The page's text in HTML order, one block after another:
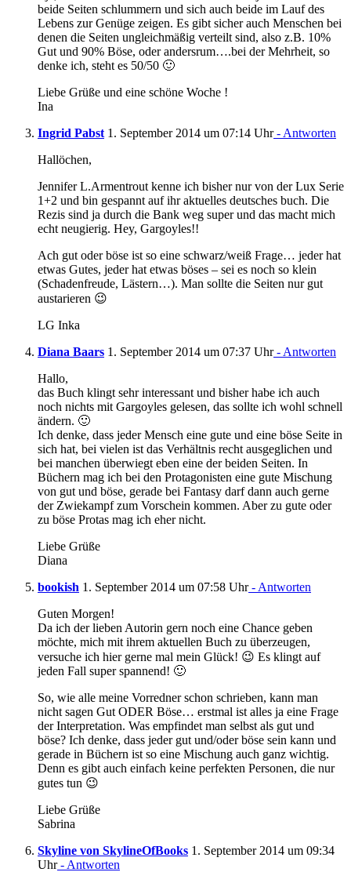
beide Seiten schlummern und sich auch beide im Lauf des
Lebens zur Genüge zeigen. Es gibt sicher auch Menschen bei
denen die Seiten ungleichmäßig verteilt sind, also z.B. 10%
Gut und 90% Böse, oder andersrum….bei der Mehrheit, so
denke ich, steht es 50/50 🙂
Liebe Grüße und eine schöne Woche !
Ina
Ingrid Pabst 1. September 2014 um 07:14 Uhr- Antworten
Hallöchen,
Jennifer L.Armentrout kenne ich bisher nur von der Lux Serie
1+2 und bin gespannt auf ihr aktuelles deutsches buch. Die
Rezis sind ja durch die Bank weg super und das macht mich
echt neugierig. Hey, Gargoyles!!
Ach gut oder böse ist so eine schwarz/weiß Frage… jeder hat
etwas Gutes, jeder hat etwas böses – sei es noch so klein
(Schadenfreude, Lästern…). Man sollte die Seiten nur gut
austarieren 😉
LG Inka
Diana Baars 1. September 2014 um 07:37 Uhr- Antworten
Hallo,
das Buch klingt sehr interessant und bisher habe ich auch
noch nichts mit Gargoyles gelesen, das sollte ich wohl schnell
ändern. 🙂
Ich denke, dass jeder Mensch eine gute und eine böse Seite in
sich hat, bei vielen ist das Verhältnis recht ausgeglichen und
bei manchen überwiegt eben eine der beiden Seiten. In
Büchern mag ich bei den Protagonisten eine gute Mischung
von gut und böse, gerade bei Fantasy darf dann auch gerne
der Zwiekampf zum Vorschein kommen. Aber zu gute oder
zu böse Protas mag ich eher nicht.
Liebe Grüße
Diana
bookish 1. September 2014 um 07:58 Uhr- Antworten
Guten Morgen!
Da ich der lieben Autorin gern noch eine Chance geben
möchte, mich mit ihrem aktuellen Buch zu überzeugen,
versuche ich hier gerne mal mein Glück! 😉 Es klingt auf
jeden Fall super spannend! 🙂
So, wie alle meine Vorredner schon schrieben, kann man
nicht sagen Gut ODER Böse… erstmal ist alles ja eine Frage
der Interpretation. Was empfindet man selbst als gut und
böse? Ich denke, dass jeder gut und/oder böse sein kann und
gerade in Büchern ist so eine Mischung auch ganz wichtig.
Denn es gibt auch einfach keine perfekten Personen, die nur
gutes tun 😉
Liebe Grüße
Sabrina
Skyline von SkylineOfBooks 1. September 2014 um 09:34
Uhr- Antworten